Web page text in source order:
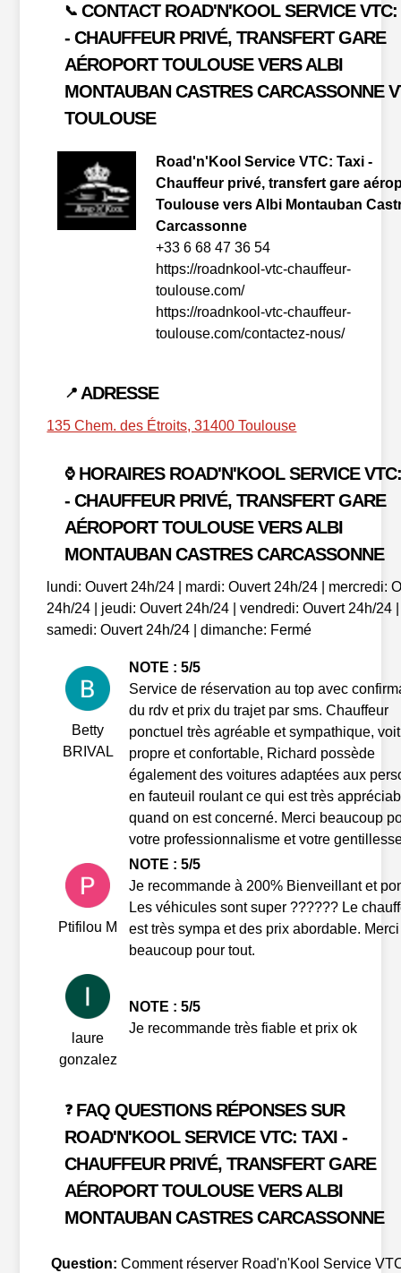
📞 CONTACT ROAD'N'KOOL SERVICE VTC:
- CHAUFFEUR PRIVÉ, TRANSFERT GARE
AÉROPORT TOULOUSE VERS ALBI
MONTAUBAN CASTRES CARCASSONNE
TOULOUSE
Road'n'Kool Service VTC: Taxi -
Chauffeur privé, transfert gare
Toulouse vers Albi Montauban
Carcassonne
+33 6 68 47 36 54
https://roadnkool-vtc-chauffeur-
toulouse.com/
https://roadnkool-vtc-chauffeur-
toulouse.com/contactez-nous/
📍 ADRESSE
135 Chem. des Étroits, 31400 Toulouse
⌚HORAIRES ROAD'N'KOOL SERVICE
- CHAUFFEUR PRIVÉ, TRANSFERT GARE
AÉROPORT TOULOUSE VERS ALBI
MONTAUBAN CASTRES CARCASSONNE
lundi: Ouvert 24h/24 | mardi: Ouvert 24h/24 | mercredi:
24h/24 | jeudi: Ouvert 24h/24 | vendredi: Ouvert 24h/24 |
samedi: Ouvert 24h/24 | dimanche: Fermé
Betty
BRIVAL
NOTE : 5/5
Service de réservation au top avec
du rdv et prix du trajet par sms. Chauffeur
ponctuel très agréable et sympathique,
propre et confortable, Richard possède
également des voitures adaptées aux
en fauteuil roulant ce qui est très
quand on est concerné. Merci beaucoup
votre professionnalisme et votre
Ptifilou M
NOTE : 5/5
Je recommande à 200% Bienveillant et
Les véhicules sont super ?????? Le
est très sympa et des prix abordable. Merci
beaucoup pour tout.
laure
gonzalez
NOTE : 5/5
Je recommande très fiable et prix ok
❓FAQ QUESTIONS RÉPONSES SUR
ROAD'N'KOOL SERVICE VTC: TAXI -
CHAUFFEUR PRIVÉ, TRANSFERT GARE
AÉROPORT TOULOUSE VERS ALBI
MONTAUBAN CASTRES CARCASSONNE
Question: Comment réserver Road'n'Kool Service